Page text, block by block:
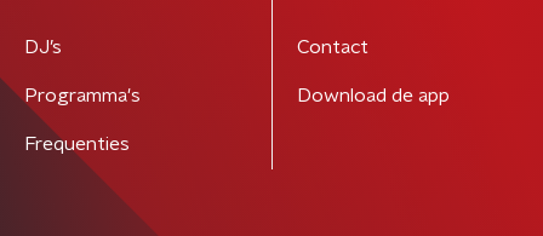
DJ’s
Programma's
Frequenties
Contact
Download de app